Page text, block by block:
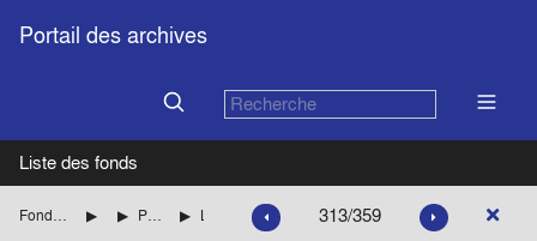
Portail des archives
Liste des fonds
Fonds Jean Monnet : Comité d'action, correspondance FRANCE : DIVERS
Personnalités dont les noms commencent par LE à MA 313/359